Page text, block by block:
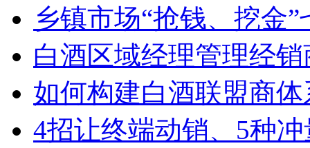
乡镇市场“抢钱、挖金”
白酒区域经理管理经
如何构建白酒联盟商体
4招让终端动销、5种